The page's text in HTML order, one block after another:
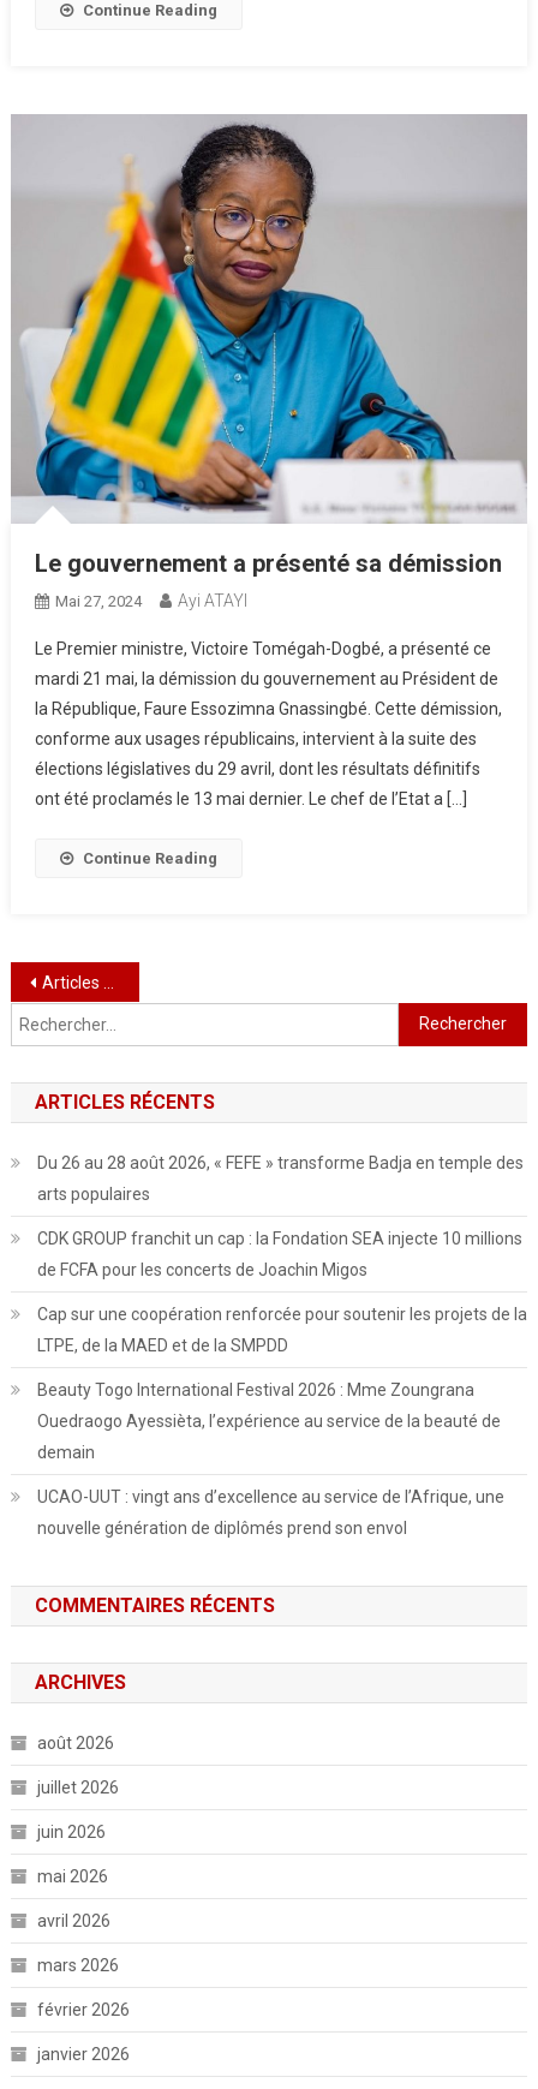
Continue Reading
Le gouvernement a présenté sa démission
Mai 27, 2024 Ayi ATAYI
Le Premier ministre, Victoire Tomégah-Dogbé, a présenté ce
mardi 21 mai, la démission du gouvernement au Président de
la République, Faure Essozimna Gnassingbé. Cette démission,
conforme aux usages républicains, intervient à la suite des
élections législatives du 29 avril, dont les résultats définitifs
ont été proclamés le 13 mai dernier. Le chef de l’Etat a […]
Continue Reading
Navigation
des
articles
Articles plus anciens
Rechercher :
ARTICLES RÉCENTS
Du 26 au 28 août 2026, « FEFE » transforme Badja en temple des
arts populaires
CDK GROUP franchit un cap : la Fondation SEA injecte 10 millions
de FCFA pour les concerts de Joachin Migos
Cap sur une coopération renforcée pour soutenir les projets de la
LTPE, de la MAED et de la SMPDD
Beauty Togo International Festival 2026 : Mme Zoungrana
Ouedraogo Ayessièta, l’expérience au service de la beauté de
demain
UCAO-UUT : vingt ans d’excellence au service de l’Afrique, une
nouvelle génération de diplômés prend son envol
COMMENTAIRES RÉCENTS
ARCHIVES
août 2026
juillet 2026
juin 2026
mai 2026
avril 2026
mars 2026
février 2026
janvier 2026